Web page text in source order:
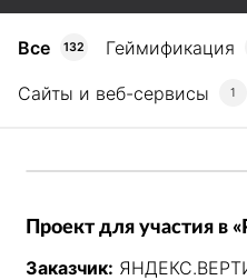
Все 132 Геймификация
Сайты и веб-сервисы 1
Проект для участия в
Заказчик: